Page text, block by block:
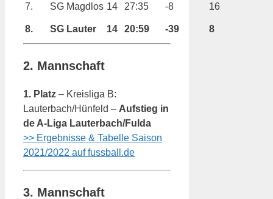
7. SG Magdlos 14 27:35 -8 16
8. SG Lauter 14 20:59 -39 8
2. Mannschaft
1. Platz – Kreisliga B:
Lauterbach/Hünfeld – Aufstieg in
de A-Liga Lauterbach/Fulda
>> Ergebnisse & Tabelle Saison
2021/2022 auf fussball.de
3. Mannschaft